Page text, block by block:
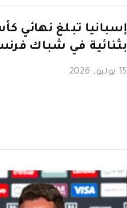
بثنائية في شباك
15 يوليو، 2026